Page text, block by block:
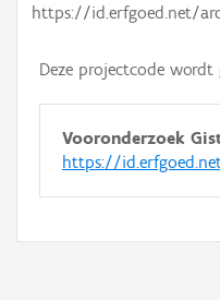
https://id.erfgoed.net/
Deze projectcode
Vooronderzoek
https://